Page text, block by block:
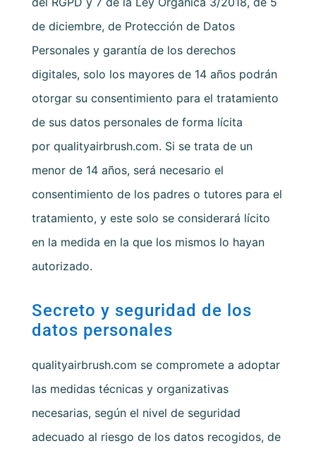
de diciembre, de Protección de Datos
Personales y garantía de los derechos
digitales, solo los mayores de 14 años podrán
otorgar su consentimiento para el tratamiento
de sus datos personales de forma lícita
por qualityairbrush.com. Si se trata de un
menor de 14 años, será necesario el
consentimiento de los padres o tutores para el
tratamiento, y este solo se considerará lícito
en la medida en la que los mismos lo hayan
autorizado.
Secreto y seguridad de los
datos personales
qualityairbrush.com se compromete a adoptar
las medidas técnicas y organizativas
necesarias, según el nivel de seguridad
adecuado al riesgo de los datos recogidos, de